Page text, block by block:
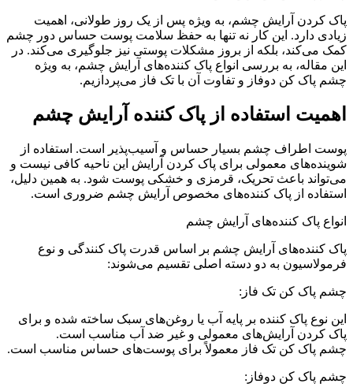
پاک کردن آرایش چشم، به ویژه پس از یک روز طولانی، اهمیت
زیادی دارد. این کار نه تنها به حفظ سلامت پوست حساس دور چشم
کمک می‌کند، بلکه از بروز مشکلات پوستی نیز جلوگیری می‌کند. در
این مقاله، به بررسی انواع پاک کننده‌های آرایش چشم، به ویژه
چشم پاک کن دوفاز و تفاوت آن با تک فاز می‌پردازیم.
اهمیت استفاده از پاک کننده آرایش چشم
پوست اطراف چشم بسیار حساس و آسیب‌پذیر است. استفاده از
شوینده‌های معمولی برای پاک کردن آرایش این ناحیه کافی نیست و
می‌تواند باعث تحریک، قرمزی و خشکی پوست شود. به همین دلیل،
استفاده از پاک کننده‌های مخصوص آرایش چشم ضروری است.
انواع پاک کننده‌های آرایش چشم
پاک کننده‌های آرایش چشم بر اساس قدرت پاک کنندگی و نوع
فرمولاسیون به دو دسته اصلی تقسیم می‌شوند:
چشم پاک کن تک فاز:
این نوع پاک کننده بر پایه آب یا روغن‌های سبک ساخته شده و برای
پاک کردن آرایش‌های معمولی و غیر ضد آب مناسب است.
چشم پاک کن تک فاز معمولاً برای پوست‌های حساس مناسب است.
چشم پاک کن دوفاز: